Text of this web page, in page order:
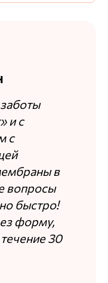
и с
с
в
вопросы
быстро!
форму,
30